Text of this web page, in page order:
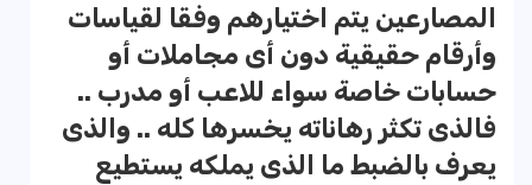
المصارعين يتم اختيارهم وفقا لقياسات
وأرقام حقيقية دون أى مجاملات أو
حسابات خاصة سواء للاعب أو مدرب ..
فالذى تكثر رهاناته يخسرها كله .. والذى
يعرف بالضبط ما الذى يملكه يستطيع